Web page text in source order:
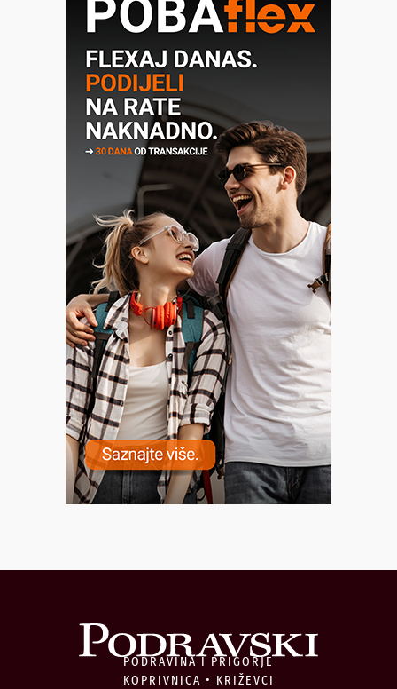
PODRAVINA I PRIGORJE
KOPRIVNICA • KRIŽEVCI